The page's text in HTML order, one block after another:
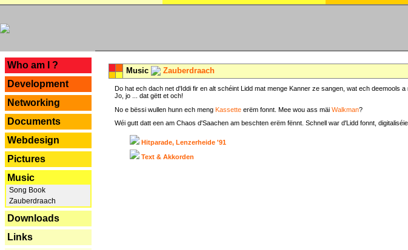
Who am I ?
Development
Networking
Documents
Webdesign
Pictures
Music
Song Book
Zauberdraach
Downloads
Links
Music Zauberdraach
Do hat ech dach net d'Iddi fir en alt schéint Lidd mat menge Kanner ze sangen, wat ech deemools
Jo, jo ... dat gëtt et och!
No e bëssi wullen hunn ech meng Kassette erëm fonnt. Mee wou ass mäi Walkman?
Wéi gutt datt een am Chaos d'Saachen am beschten erëm fënnt. Schnell war d'Lidd fonnt,
Hitparade, Lenzerheide '91
Text & Akkorden